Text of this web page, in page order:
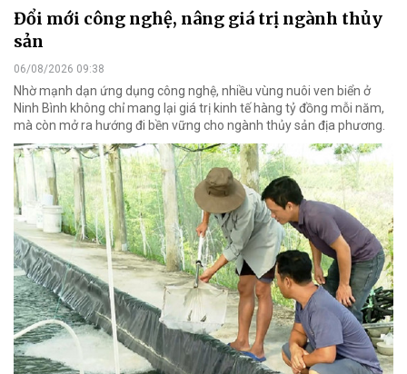
Đổi mới công nghệ, nâng giá trị ngành thủy
sản
06/08/2026 09:38
Nhờ mạnh dạn ứng dụng công nghệ, nhiều vùng nuôi ven biển ở
Ninh Bình không chỉ mang lại giá trị kinh tế hàng tỷ đồng mỗi năm,
mà còn mở ra hướng đi bền vững cho ngành thủy sản địa phương.